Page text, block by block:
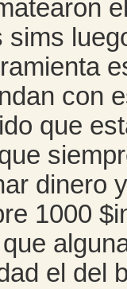
sims
con
que
dinero
1000
el del